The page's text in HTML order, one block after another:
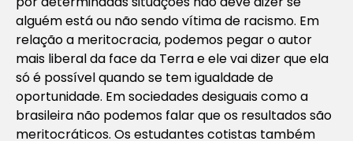
alguém está ou não sendo vítima de racismo. Em
relação a meritocracia, podemos pegar o autor
mais liberal da face da Terra e ele vai dizer que ela
só é possível quando se tem igualdade de
oportunidade. Em sociedades desiguais como a
brasileira não podemos falar que os resultados são
meritocráticos. Os estudantes cotistas também